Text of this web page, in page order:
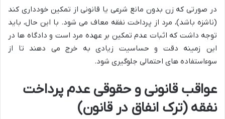
در صورتی که زن بدون مانع شرعی یا قانونی از تمکین خودداری کند
(ناشزه باشد)، مرد از پرداخت نفقه معاف می شود. با این حال، باید
توجه داشت که اثبات عدم تمکین بر عهده مرد است و دادگاه ها در
این زمینه دقت و حساسیت زیادی به خرج می دهند تا از
سوءاستفاده های احتمالی جلوگیری شود.
عواقب قانونی و حقوقی عدم پرداخت
نفقه (ترک انفاق در قانون)